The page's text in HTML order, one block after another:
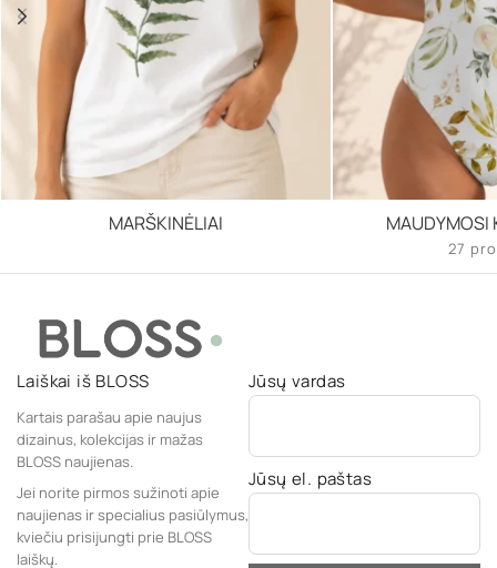
MARŠKINĖLIAI MAUDYMOSI
27
Laiškai iš BLOSS
Kartais parašau apie naujus
dizainus, kolekcijas ir mažas
BLOSS naujienas.
Jei norite pirmos sužinoti apie
naujienas ir specialius pasiūlymus,
kviečiu prisijungti prie BLOSS
laiškų.
Jūsų vardas
Jūsų el. paštas